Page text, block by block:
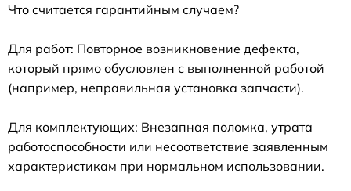
Что считается гарантийным случаем?
Для работ: Повторное возникновение дефекта,
который прямо обусловлен с выполненной работой
(например, неправильная установка запчасти).
Для комплектующих: Внезапная поломка, утрата
работоспособности или несоответствие заявленным
характеристикам при нормальном использовании.